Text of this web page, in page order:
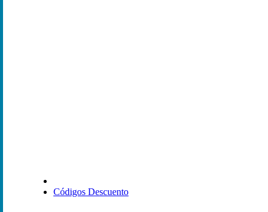
Códigos Descuento